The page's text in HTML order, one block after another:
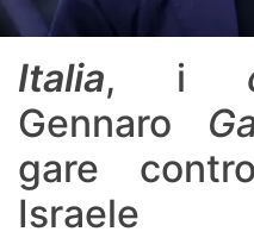
Italia, i
Gennaro
gare
Israele